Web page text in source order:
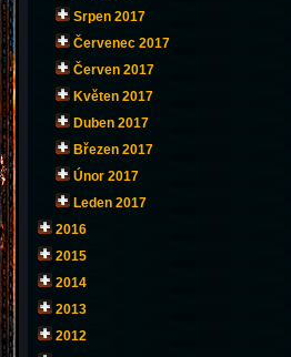
Srpen 2017
Červenec 2017
Červen 2017
Květen 2017
Duben 2017
Březen 2017
Únor 2017
Leden 2017
2016
2015
2014
2013
2012